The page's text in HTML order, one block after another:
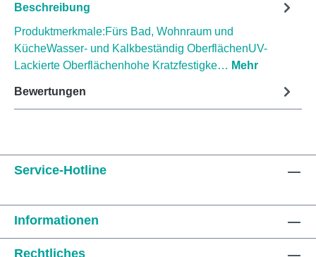
Beschreibung
Produktmerkmale:Fürs Bad, Wohnraum und
KücheWasser- und Kalkbeständig OberflächenUV-
Lackierte Oberflächenhohe Kratzfestigke… Mehr
Bewertungen
Service-Hotline
Informationen
Rechtliches